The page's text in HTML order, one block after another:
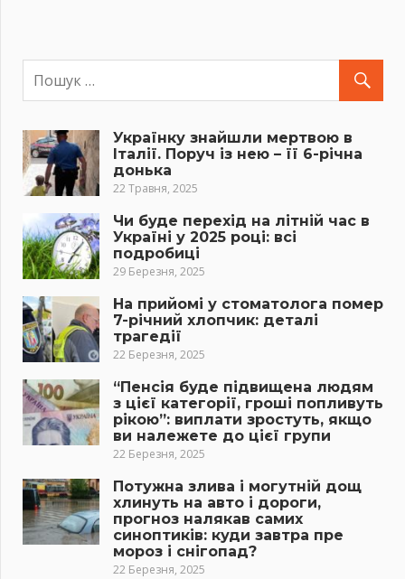
Українку знайшли мертвою в
Італії. Поруч із нею – її 6-річна
донька
22 Травня, 2025
Чи буде перехід на літній час в
Україні у 2025 році: всі
подробиці
29 Березня, 2025
На прийомі у стоматолога помер
7-річний хлопчик: деталі
трагедії
22 Березня, 2025
“Пенсія буде підвищена людям
з цієї категорії, гроші попливуть
рікою”: виплати зростуть, якщо
ви належете до цієї групи
22 Березня, 2025
Потужна злива і могутній дощ
хлинуть на авто і дороги,
прогноз налякав самих
синоптиків: куди завтра пре
мороз і снігопад?
22 Березня, 2025